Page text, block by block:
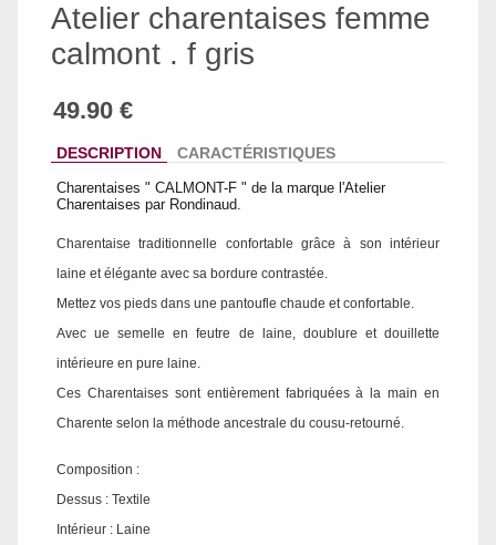
Atelier charentaises femme
calmont . f gris
DESCRIPTION CARACTÉRISTIQUES
Charentaises " CALMONT-F " de la marque l'Atelier
Charentaises par Rondinaud.
Charentaise traditionnelle confortable grâce à son intérieur
laine et élégante avec sa bordure contrastée.
Mettez vos pieds dans une pantoufle chaude et confortable.
Avec ue semelle en feutre de laine, doublure et douillette
intérieure en pure laine.
Ces Charentaises sont entièrement fabriquées à la main en
Charente selon la méthode ancestrale du cousu-retourné.
Composition :
Dessus : Textile
Intérieur : Laine